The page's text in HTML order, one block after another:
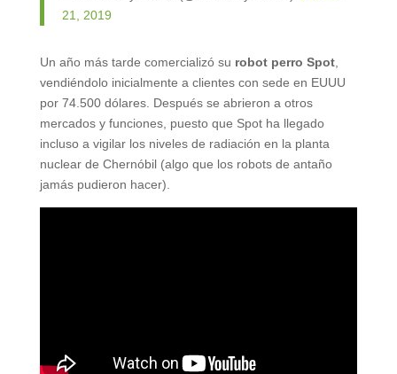
21, 2019
Un año más tarde comercializó su robot perro Spot,
vendiéndolo inicialmente a clientes con sede en EUUU
por 74.500 dólares. Después se abrieron a otros
mercados y funciones, puesto que Spot ha llegado
incluso a vigilar los niveles de radiación en la planta
nuclear de Chernóbil (algo que los robots de antaño
jamás pudieron hacer).